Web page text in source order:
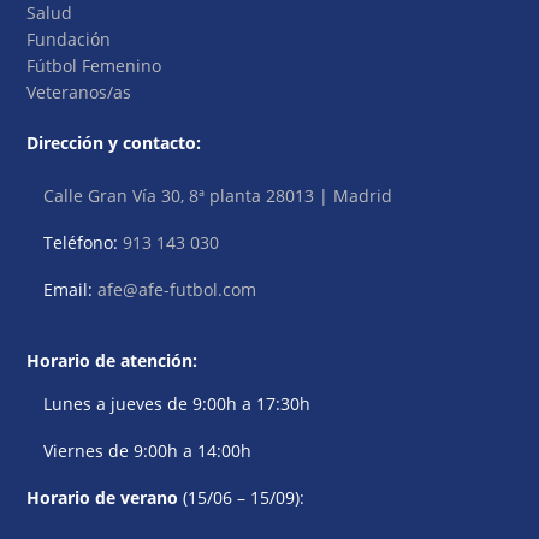
Salud
Fundación
Fútbol Femenino
Veteranos/as
Dirección y contacto:
Calle Gran Vía 30, 8ª planta 28013 | Madrid
Teléfono:913 143 030
Email:afe@afe-futbol.com
Horario de atención:
Lunes a jueves de 9:00h a 17:30h
Viernes de 9:00h a 14:00h
Horario de verano (15/06 – 15/09):